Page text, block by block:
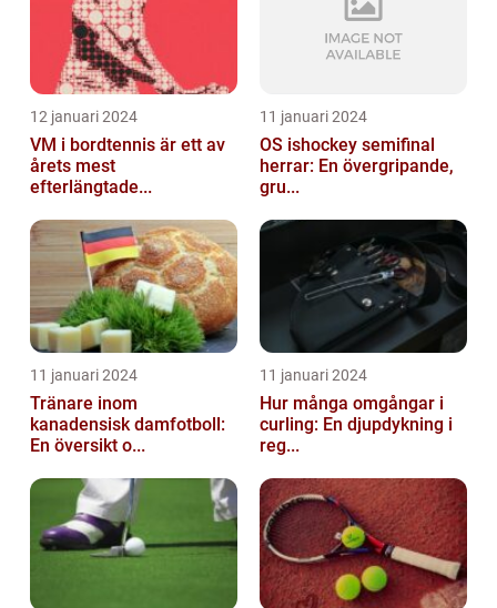
12 januari 2024
VM i bordtennis är ett av
årets mest
efterlängtade...
11 januari 2024
OS ishockey semifinal
herrar: En övergripande,
gru...
11 januari 2024
Tränare inom
kanadensisk damfotboll:
En översikt o...
11 januari 2024
Hur många omgångar i
curling: En djupdykning i
reg...